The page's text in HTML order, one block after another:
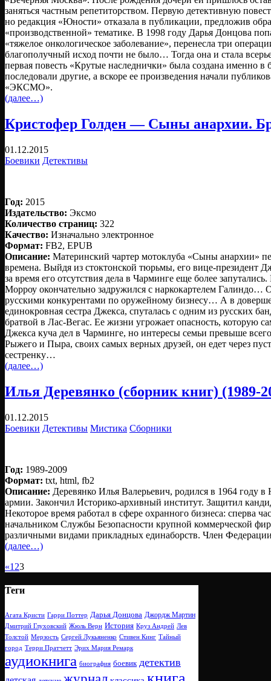
заняться частным репетиторством. Первую детективную
но редакция «Юности» отказала в публикации, предложив
«производственной» тематике. В 1998 году Дарья Донцова
«тяжелое онкологическое заболевание», перенесла три
благополучный исход почти не было… Тогда она и стала
первая повесть «Крутые наследнички» была создана именно в
последовали другие, а вскоре ее произведения начали
«ЭКСМО».
(далее…)
Кристофер Голден — Сыны анархии.
01.12.2015
Боевики Детективы
Год: 2015
Издательство: Эксмо
Количество страниц: 322
Качество: Изначально электронное
Формат: FB2, EPUB
Описание: Материнский чартер мотоклуба «Сыны анархии»
времена. Выйдя из стоктонской тюрьмы, его вице-президент
за время его отсутствия дела в Чарминге еще более
Морроу окончательно задружился с наркокартелем Галиндо…
русскими конкурентами по оружейному бизнесу… А в
единокровная сестра Джекса, спуталась с одним из русских
братвой в Лас-Вегас. Ее жизни угрожает опасность, которую
Джекса куча дел в Чарминге, но интересы семьи превыше
Рыжего и Пыра, своих самых верных друзей, он едет через
сестренку…
(далее…)
Илья Деревянко (сборник книг) (1989-
01.12.2015
Боевики Детективы Мистика Сборники
Год: 1989-2009
Формат: txt, html, fb2
Описание: Деревянко Илья Валерьевич, родился в 1964 году
армии. Закончил Историко-архивный институт. Защитил
Некоторое время работал в сфере охранного бизнеса: сперва
начальником Службы Безопасности крупной коммерческой
различными видами прикладных единаборств. Член
(далее…)
«1 23
Теги
Агата Кристи Гарри Поттер Дарья Донцова Джордж Мартин
Дмитрий Глуховский Жюль Верн История Круз Андрей Лев
Толстой Мерзость Сергей Лукьяненко Стивен Кинг Тайный
город Терри Пратчетт Эрих Мария Ремарк
аудиокнига биография боевик детектив